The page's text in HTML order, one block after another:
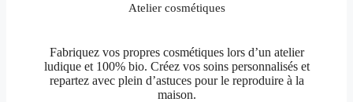
Atelier cosmétiques
Fabriquez vos propres cosmétiques lors d’un atelier
ludique et 100% bio. Créez vos soins personnalisés et
repartez avec plein d’astuces pour le reproduire à la
maison.